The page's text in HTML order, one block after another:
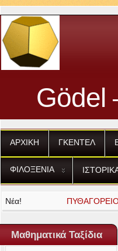
Gödel
ΑΡΧΙΚΗ ΓΚΕΝΤΕΛ
ΦΙΛΟΞΕΝΙΑ
Νέα!
Μαθηματικά Ταξίδια